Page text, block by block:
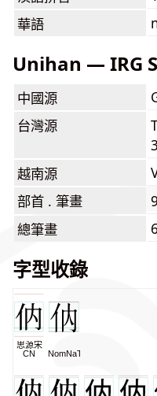
華語
Unihan — IRG
中國源
台灣源
越南源
部首 . 筆畫
總筆畫
6
字型收錄
思源宋
CN
NomNaTong